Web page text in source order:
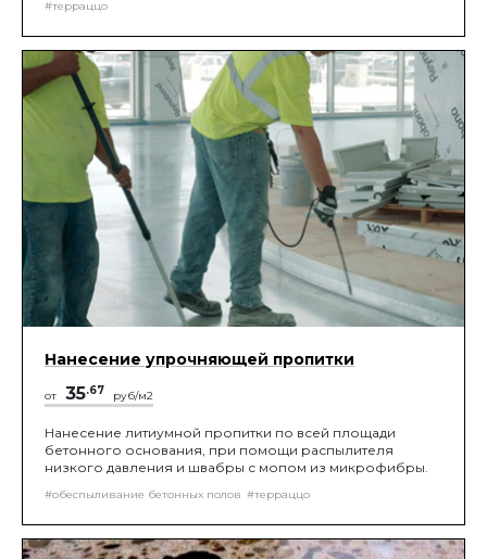
#терраццо
Нанесение упрочняющей пропитки
от 35.67 руб/м2
Нанесение литиумной пропитки по всей площади
бетонного основания, при помощи распылителя
низкого давления и швабры с мопом из микрофибры.
#обеспыливание бетонных полов #терраццо